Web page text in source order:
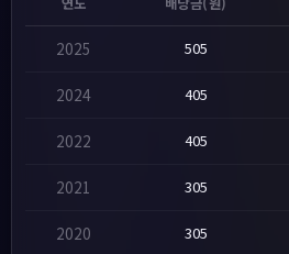
2025 505
2024 405
2022 405
2021 305
2020 305